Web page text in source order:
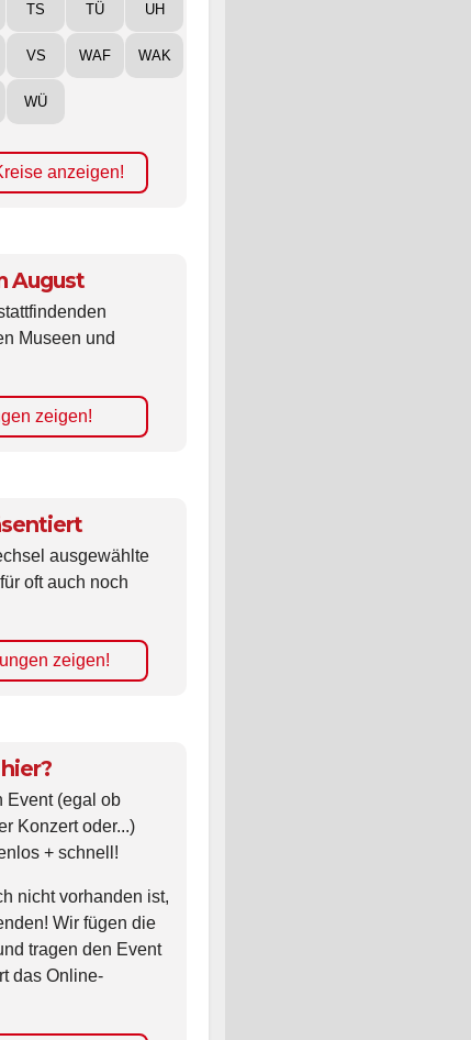
TS TÜ UH
VS WAF WAK
WÜ
anzeigen!
August
Museen und
zeigen!
ausgewählte
oft auch noch
zeigen!
Event (egal ob
Konzert oder...)
+ schnell!
nicht vorhanden ist,
Wir fügen die
tragen den Event
das Online-